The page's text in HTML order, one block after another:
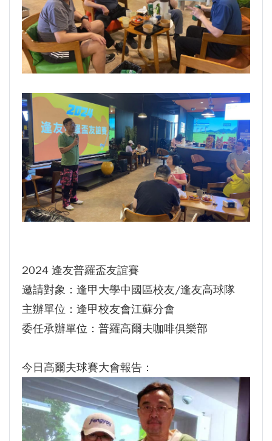
2024 逢友普羅盃友誼賽
邀請對象：逢甲大學中國區校友/逢友高球隊
主辦單位：逢甲校友會江蘇分會
委任承辦單位：普羅高爾夫咖啡俱樂部
今日高爾夫球賽大會報告：